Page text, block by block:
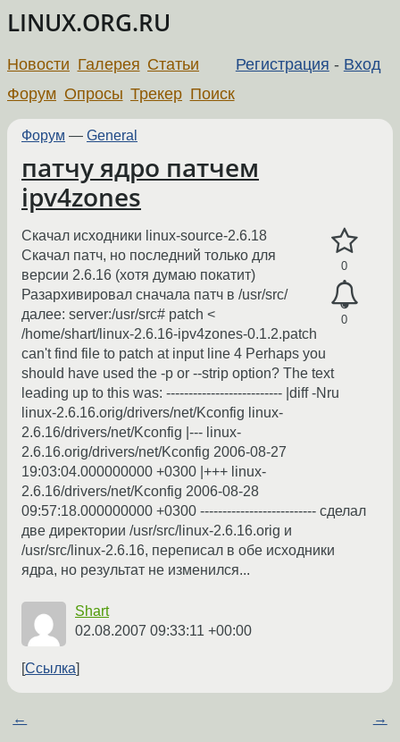
LINUX.ORG.RU
Регистрация - Вход
Новости Галерея Статьи
Форум Опросы Трекер Поиск
Форум — General
патчу ядро патчем
ipv4zones
0
0
Скачал исходники linux-source-2.6.18
Скачал патч, но последний только для
версии 2.6.16 (хотя думаю покатит)
Разархивировал сначала патч в /usr/src/
далее: server:/usr/src# patch <
/home/shart/linux-2.6.16-ipv4zones-0.1.2.patch
can't find file to patch at input line 4 Perhaps you
should have used the -p or --strip option? The text
leading up to this was: -------------------------- |diff -Nru
linux-2.6.16.orig/drivers/net/Kconfig linux-
2.6.16/drivers/net/Kconfig |--- linux-
2.6.16.orig/drivers/net/Kconfig 2006-08-27
19:03:04.000000000 +0300 |+++ linux-
2.6.16/drivers/net/Kconfig 2006-08-28
09:57:18.000000000 +0300 -------------------------- сделал
две директории /usr/src/linux-2.6.16.orig и
/usr/src/linux-2.6.16, переписал в обе исходники
ядра, но результат не изменился...
Shart
02.08.2007 09:33:11 +00:00
Ссылка
← →